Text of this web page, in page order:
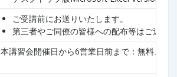
ご受講前にお送りいたします。
第三者やご同僚の皆様への配布等はご遠慮
本講習会開催日から6営業日前まで：無料、